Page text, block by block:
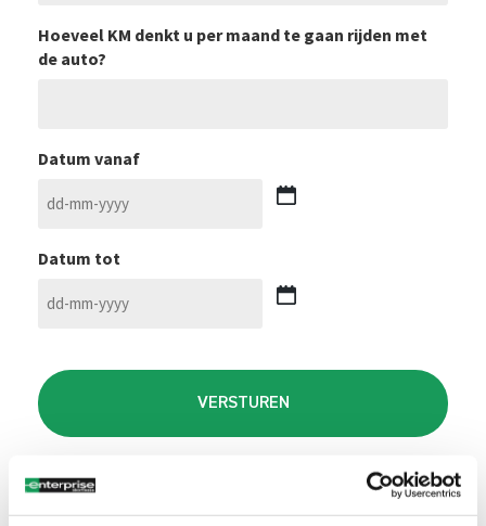
Hoeveel KM denkt u per maand te gaan rijden met
de auto?
Datum vanaf
DD
MM
JJJJ
Datum tot
DD
dash
JJJJ